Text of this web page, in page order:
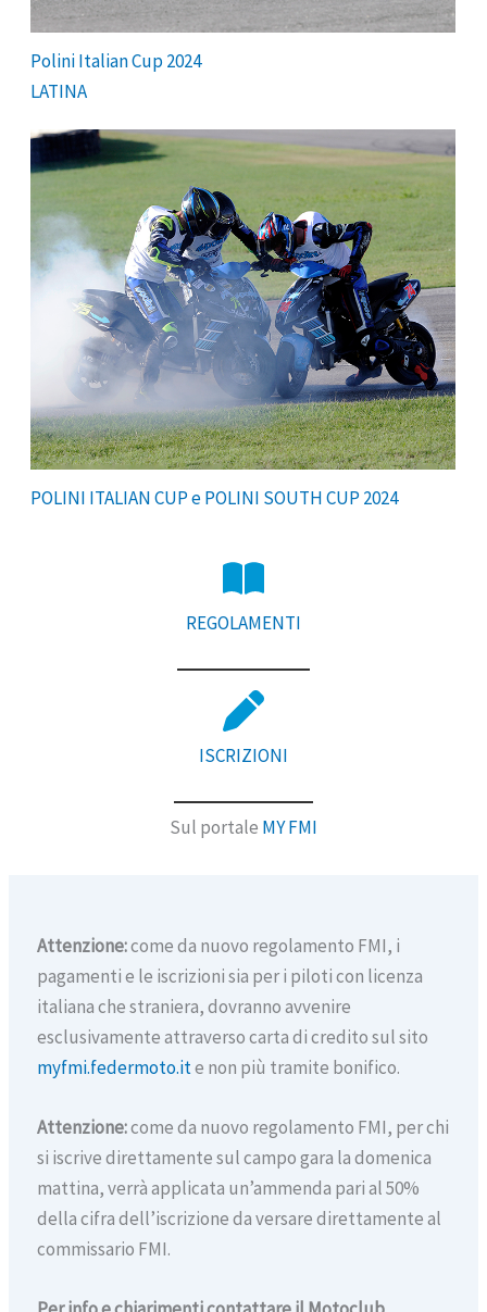
Polini Italian Cup 2024
LATINA
POLINI ITALIAN CUP e POLINI SOUTH CUP 2024
REGOLAMENTI
ISCRIZIONI
Sul portale MY FMI
Attenzione:come da nuovo regolamento FMI, i
pagamenti e le iscrizioni sia per i piloti con licenza
italiana che straniera, dovranno avvenire
esclusivamente attraverso carta di credito sul sito
myfmi.federmoto.ite non più tramite bonifico.
Attenzione:come da nuovo regolamento FMI, per chi
si iscrive direttamente sul campo gara la domenica
mattina, verrà applicata un’ammenda pari al 50%
della cifra dell’iscrizione da versare direttamente al
commissario FMI.